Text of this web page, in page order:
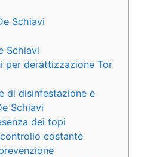
Schiavi
Schiavi
per derattizzazione Tor
di disinfestazione e
Schiavi
dei topi
costante